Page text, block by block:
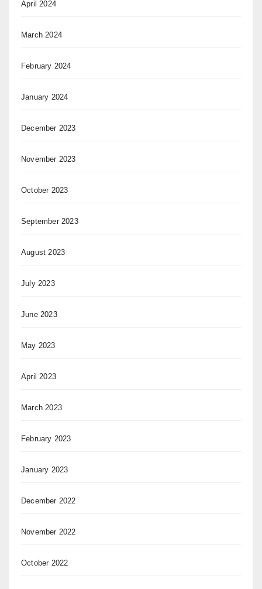
April 2024
March 2024
February 2024
January 2024
December 2023
November 2023
October 2023
September 2023
August 2023
July 2023
June 2023
May 2023
April 2023
March 2023
February 2023
January 2023
December 2022
November 2022
October 2022